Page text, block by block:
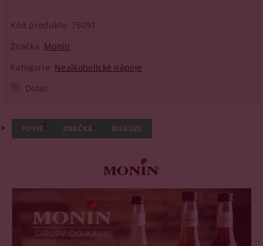
Kód produktu 75091
Značka Monin
Kategorie Nealkoholické nápoje
Dotaz
POPIS ZNAČKA DISKUZE